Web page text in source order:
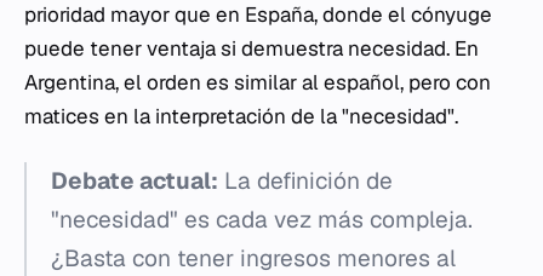
prioridad mayor que en España, donde el cónyuge
puede tener ventaja si demuestra necesidad. En
Argentina, el orden es similar al español, pero con
matices en la interpretación de la "necesidad".
Debate actual: La definición de
"necesidad" es cada vez más compleja.
¿Basta con tener ingresos menores al